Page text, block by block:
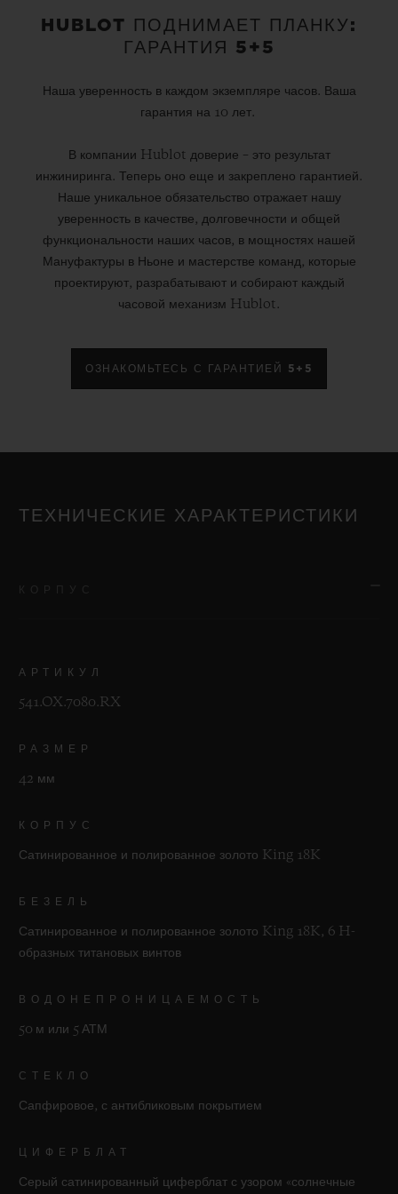
HUBLOT ПОДНИМАЕТ ПЛАНКУ:
ГАРАНТИЯ 5+5
Наша уверенность в каждом экземпляре часов. Ваша
гарантия на 10 лет.
В компании Hublot доверие – это результат
инжиниринга. Теперь оно еще и закреплено гарантией.
Наше уникальное обязательство отражает нашу
уверенность в качестве, долговечности и общей
функциональности наших часов, в мощностях нашей
Мануфактуры в Ньоне и мастерстве команд, которые
проектируют, разрабатывают и собирают каждый
часовой механизм Hublot.
ОЗНАКОМЬТЕСЬ С ГАРАНТИЕЙ 5+5
ТЕХНИЧЕСКИЕ ХАРАКТЕРИСТИКИ
АРТИКУЛ
541.OX.7080.RX
РАЗМЕР
42 мм
КОРПУС
Сатинированное и полированное золото King 18K
БЕЗЕЛЬ
Сатинированное и полированное золото King 18K, 6 H-
образных титановых винтов
ВОДОНЕПРОНИЦАЕМОСТЬ
50 м или 5 АТМ
СТЕКЛО
Сапфировое, с антибликовым покрытием
ЦИФЕРБЛАТ
Серый сатинированный циферблат с узором «солнечные